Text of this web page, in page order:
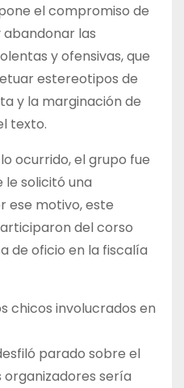
el compromiso de
las
y ofensivas, que
estereotipos de
y la marginación de
texto.
ocurrido, el grupo fue
le solicitó una
ese motivo, este
del corso
de oficio en la fiscalía
chicos involucrados en
parado sobre el
organizadores sería